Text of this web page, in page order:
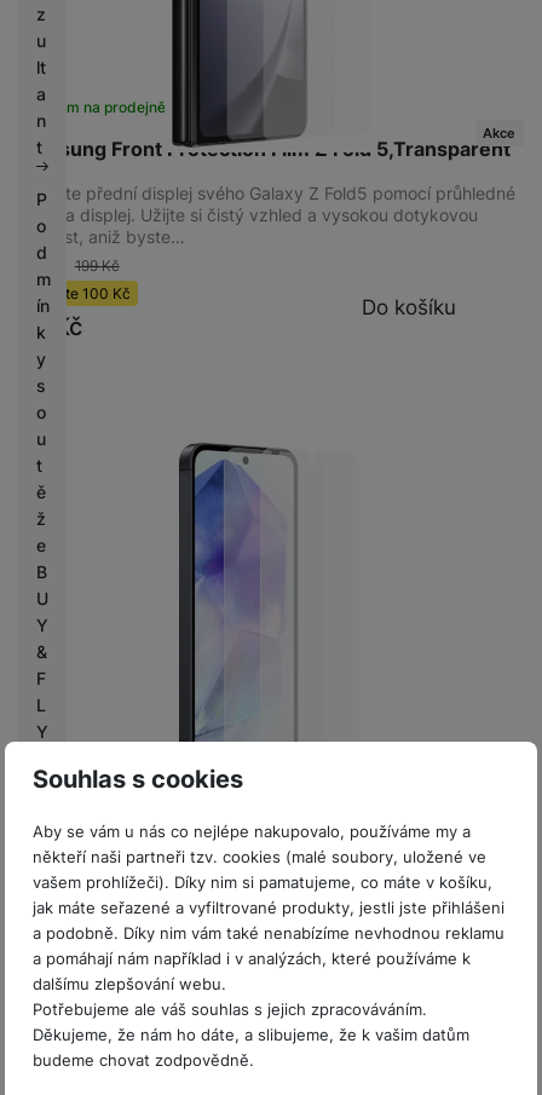
Souhlas s cookies
Aby se vám u nás co nejlépe nakupovalo, používáme my a
někteří naši partneři tzv. cookies (malé soubory, uložené ve
vašem prohlížeči). Díky nim si pamatujeme, co máte v košíku,
jak máte seřazené a vyfiltrované produkty, jestli jste přihlášeni
a podobně. Díky nim vám také nenabízíme nevhodnou reklamu
a pomáhají nám například i v analýzách, které používáme k
dalšímu zlepšování webu.
Potřebujeme ale váš souhlas s jejich zpracováváním.
Děkujeme, že nám ho dáte, a slibujeme, že k vašim datům
budeme chovat zodpovědně.
z
u
lt
a
n
t
P
o
d
m
ín
k
y
s
o
u
t
ě
ž
e
B
U
Y
&
F
L
Y
Samsung Front Protection Film Z Fold 5,Transparent
Skladem na prodejně
Akce
Chraňte přední displej svého Galaxy Z Fold5 pomocí průhledné
fólie na displej. Užijte si čistý vzhled a vysokou dotykovou
citlivost, aniž byste…
199Kč
Ušetříte 100 Kč
99 Kč
Do košíku
Ochranná fólie pro Samsung Galaxy A55 5G • Vyrobené z
recyklovaných materiálů • Zachovává dotykovou citlivost •
Součástí balení sada pro snadnou a…
99Kč Do košíku